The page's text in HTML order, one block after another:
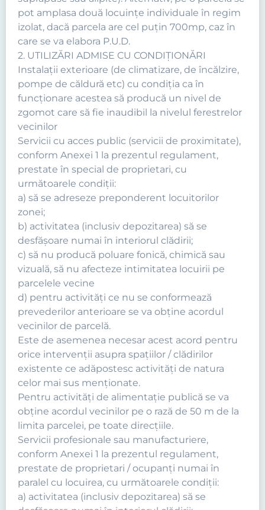
pot amplasa două locuințe individuale în regim
izolat, dacă parcela are cel puțin 700mp, caz în
care se va elabora P.U.D.
2. UTILIZĂRI ADMISE CU CONDIŢIONĂRI
Instalaţii exterioare (de climatizare, de încălzire,
pompe de căldură etc) cu condiţia ca în
funcţionare acestea să producă un nivel de
zgomot care să fie inaudibil la nivelul ferestrelor
vecinilor
Servicii cu acces public (servicii de proximitate),
conform Anexei 1 la prezentul regulament,
prestate în special de proprietari, cu
următoarele condiţii:
a) să se adreseze preponderent locuitorilor
zonei;
b) activitatea (inclusiv depozitarea) să se
desfăşoare numai în interiorul clădirii;
c) să nu producă poluare fonică, chimică sau
vizuală, să nu afecteze intimitatea locuirii pe
parcelele vecine
d) pentru activităţi ce nu se conformează
prevederilor anterioare se va obţine acordul
vecinilor de parcelă.
Este de asemenea necesar acest acord pentru
orice intervenţii asupra spaţiilor / clădirilor
existente ce adăpostesc activităţi de natura
celor mai sus menţionate.
Pentru activităţi de alimentaţie publică se va
obţine acordul vecinilor pe o rază de 50 m de la
limita parcelei, pe toate direcţiile.
Servicii profesionale sau manufacturiere,
conform Anexei 1 la prezentul regulament,
prestate de proprietari / ocupanţi numai în
paralel cu locuirea, cu următoarele condiţii:
a) activitatea (inclusiv depozitarea) să se